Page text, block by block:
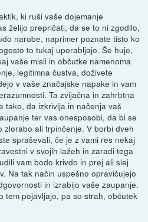
ki ruši vaše dojemanje
želijo prepričati, da se to ni zgodilo,
narobe, naprimer poznate tisto ko
to tukaj uporabljajo. Še huje,
vaše misli in občutke namenoma
legitimna čustva, doživete
v vaše značajske napake in vam
Ta zvijačna in zahrbtna
tako, da izkrivlja in načenja vaš
ter vas onesposobi, da bi se
zlorabo ali trpinčenje. V borbi dveh
spraševali, če je z vami res nekaj
v svojih lažeh in zaradi tega
vam bodo krivdo in prej ali slej
Na tak način uspešno opravičujejo
in izrabijo vaše zaupanje.
tem pojavljajo, pa so strah, občutek